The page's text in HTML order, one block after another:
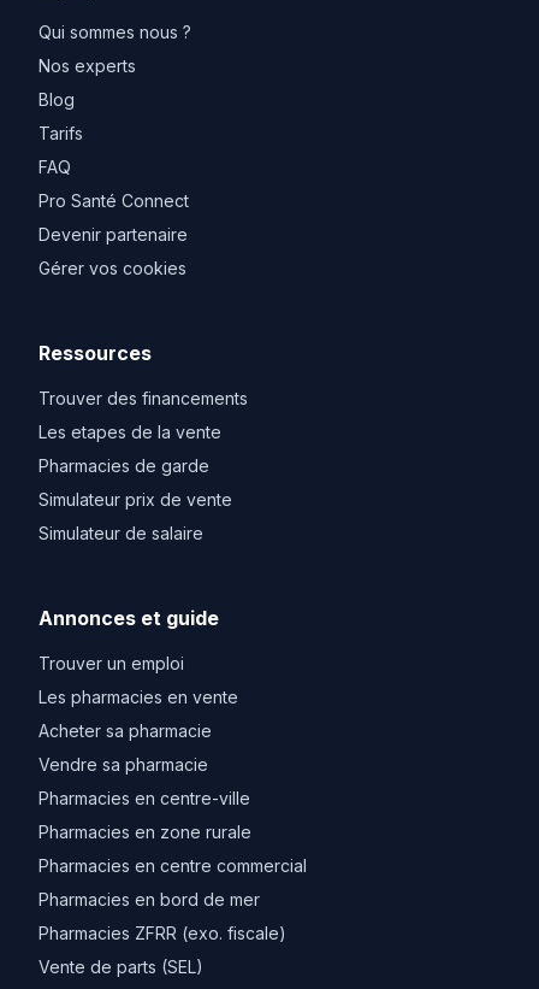
Qui sommes nous ?
Nos experts
Blog
Tarifs
FAQ
Pro Santé Connect
Devenir partenaire
Gérer vos cookies
Ressources
Trouver des financements
Les etapes de la vente
Pharmacies de garde
Simulateur prix de vente
Simulateur de salaire
Annonces et guide
Trouver un emploi
Les pharmacies en vente
Acheter sa pharmacie
Vendre sa pharmacie
Pharmacies en centre-ville
Pharmacies en zone rurale
Pharmacies en centre commercial
Pharmacies en bord de mer
Pharmacies ZFRR (exo. fiscale)
Vente de parts (SEL)